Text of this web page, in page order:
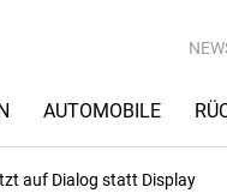
AUTOMOBILE
auf Dialog statt Display